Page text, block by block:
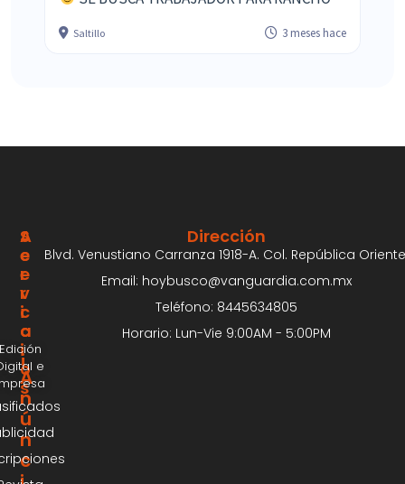
Saltillo 3 meses hace
¡
A
n
ú
n
c
S
E
R
V
I
C
I
O
S
A
C
E
R
C
A
e
Dirección
Blvd. Venustiano Carranza 1918-A. Col. República
Email: hoybusco@vanguardia.com.mx
Teléfono: 8445634805
Horario: Lun-Vie 9:00AM - 5:00PM